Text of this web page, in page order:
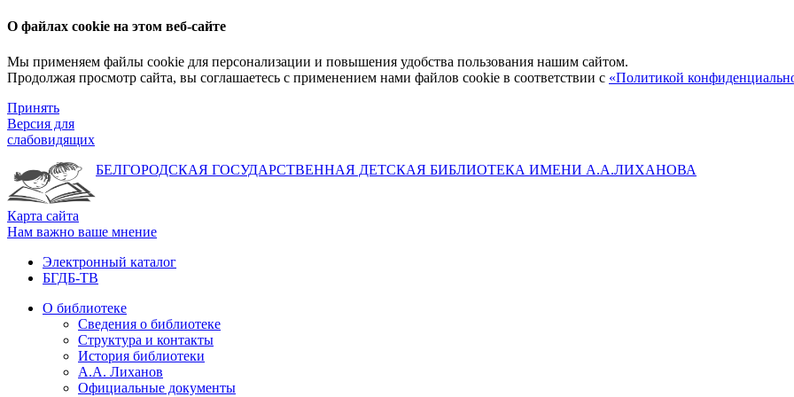
О файлах cookie на этом веб-сайте
Мы применяем файлы cookie для персонализации и повышения удобства пользования нашим сайтом.
Продолжая просмотр сайта, вы соглашаетесь с применением нами файлов cookie в соответствии с «Политикой
Принять
Версия для
слабовидящих
БЕЛГОРОДСКАЯ ГОСУДАРСТВЕННАЯ ДЕТСКАЯ БИБЛИОТЕКА ИМЕНИ А.А.ЛИХАНОВА
Карта сайта
Нам важно ваше мнение
Электронный каталог
БГДБ-ТВ
О библиотеке
Сведения о библиотеке
Структура и контакты
История библиотеки
А.А. Лиханов
Официальные документы